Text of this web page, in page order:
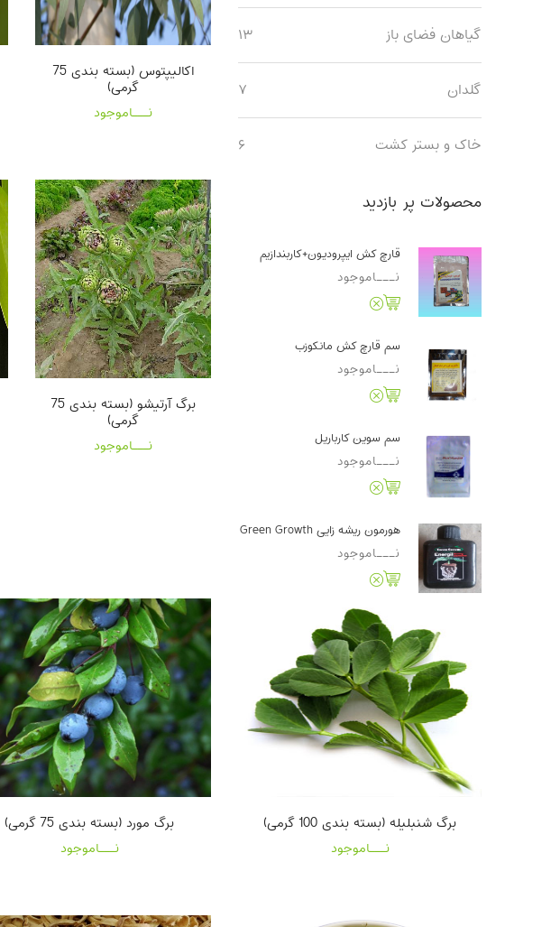
گیاهان فضای باز ۱۳
گلدان ۷
خاک و بستر کشت ۶
محصولات پر بازدید
قارچ کش ایپرودیون+کاربندازیم
نـــاموجود
سم قارچ کش مانکوزب
نـــاموجود
سم سوین کارباریل
نـــاموجود
هورمون ریشه زایی Green Growth
نـــاموجود
اکالیپتوس (بسته بندی 75
گرمی)
نـــاموجود
برگ آرتیشو (بسته بندی 75
گرمی)
نـــاموجود
برگ شنبلیله (بسته بندی 100 گرمی)
نـــاموجود
برگ مورد (بسته بندی 75 گرمی)
نـــاموجود